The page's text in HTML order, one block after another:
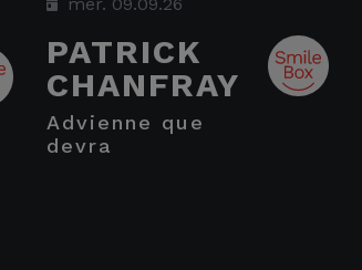
PATRICK
CHANFRAY
advienne que
devra